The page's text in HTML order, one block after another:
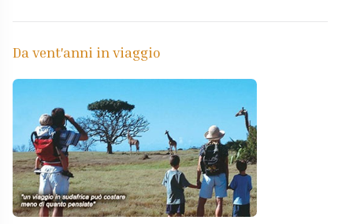
Da vent'anni in viaggio